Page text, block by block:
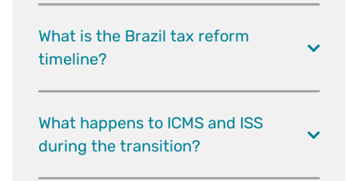
What is the Brazil tax reform
timeline?
What happens to ICMS and ISS
during the transition?